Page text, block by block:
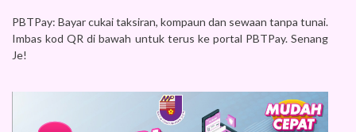
PBTPay: Bayar cukai taksiran, kompaun dan sewaan tanpa tunai.
Imbas kod QR di bawah untuk terus ke portal PBTPay. Senang
Je!